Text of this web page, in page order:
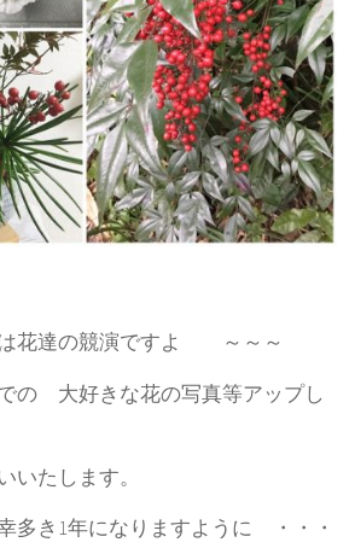
は花達の競演ですよ ～～～
の 大好きな花の写真等アップし
いたします。
多き1年になりますように ・・・